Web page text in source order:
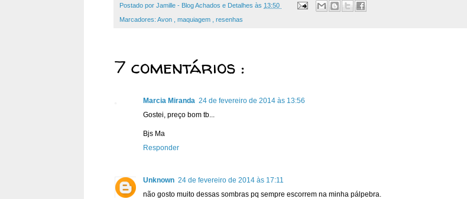
Postado por Jamille - Blog Achados e Detalhes às 13:50
Marcadores: Avon maquiagem resenhas
7 comentários :
Marcia Miranda 24 de fevereiro de 2014 às 13:56
Gostei, preço bom tb...
Bjs Ma
Responder
Unknown 24 de fevereiro de 2014 às 17:11
não gosto muito dessas sombras pq sempre escorrem na minha pálpebra.